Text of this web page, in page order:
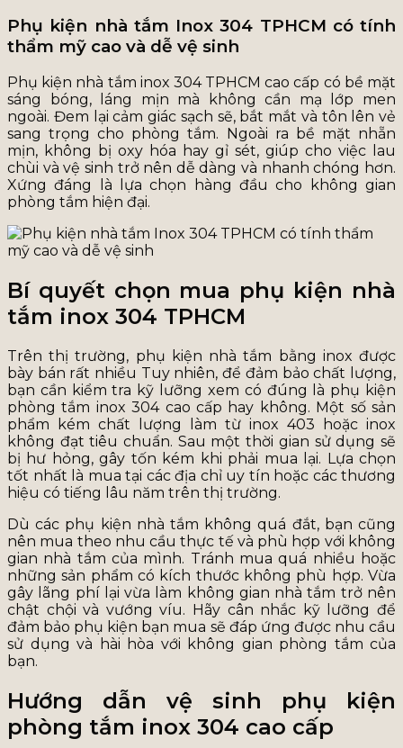
Phụ kiện nhà tắm Inox 304 TPHCM có tính
thẩm mỹ cao và dễ vệ sinh
Phụ kiện nhà tắm inox 304 TPHCM cao cấp có bề mặt
sáng bóng, láng mịn mà không cần mạ lớp men
ngoài. Đem lại cảm giác sạch sẽ, bắt mắt và tôn lên vẻ
sang trọng cho phòng tắm. Ngoài ra bề mặt nhẵn
mịn, không bị oxy hóa hay gỉ sét, giúp cho việc lau
chùi và vệ sinh trở nên dễ dàng và nhanh chóng hơn.
Xứng đáng là lựa chọn hàng đầu cho không gian
phòng tắm hiện đại.
Bí quyết chọn mua phụ kiện nhà
tắm inox 304 TPHCM
Trên thị trường, phụ kiện nhà tắm bằng inox được
bày bán rất nhiều Tuy nhiên, để đảm bảo chất lượng,
bạn cần kiểm tra kỹ lưỡng xem có đúng là phụ kiện
phòng tắm inox 304 cao cấp hay không. Một số sản
phẩm kém chất lượng làm từ inox 403 hoặc inox
không đạt tiêu chuẩn. Sau một thời gian sử dụng sẽ
bị hư hỏng, gây tốn kém khi phải mua lại. Lựa chọn
tốt nhất là mua tại các địa chỉ uy tín hoặc các thương
hiệu có tiếng lâu năm trên thị trường.
Dù các phụ kiện nhà tắm không quá đắt, bạn cũng
nên mua theo nhu cầu thực tế và phù hợp với không
gian nhà tắm của mình. Tránh mua quá nhiều hoặc
những sản phẩm có kích thước không phù hợp. Vừa
gây lãng phí lại vừa làm không gian nhà tắm trở nên
chật chội và vướng víu. Hãy cân nhắc kỹ lưỡng để
đảm bảo phụ kiện bạn mua sẽ đáp ứng được nhu cầu
sử dụng và hài hòa với không gian phòng tắm của
bạn.
Hướng dẫn vệ sinh phụ kiện
phòng tắm inox 304 cao cấp